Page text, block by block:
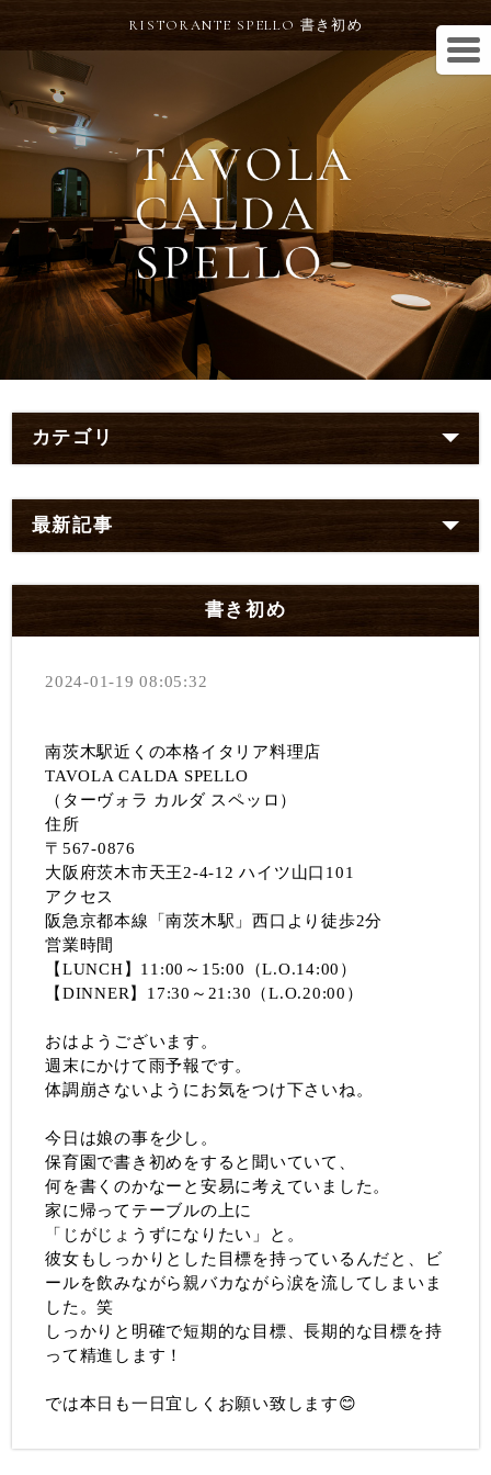
RISTORANTE SPELLO 書き初め
カテゴリ
最新記事
書き初め
2024-01-19 08:05:32
南茨木駅近くの本格イタリア料理店
TAVOLA CALDA SPELLO
（ターヴォラ カルダ スペッロ）
住所
〒567-0876
大阪府茨木市天王2-4-12 ハイツ山口101
アクセス
阪急京都本線「南茨木駅」西口より徒歩2分
営業時間
【LUNCH】11:00～15:00（L.O.14:00）
【DINNER】17:30～21:30（L.O.20:00）
おはようございます。
週末にかけて雨予報です。
体調崩さないようにお気をつけ下さいね。
今日は娘の事を少し。
保育園で書き初めをすると聞いていて、
何を書くのかなーと安易に考えていました。
家に帰ってテーブルの上に
「じがじょうずになりたい」と。
彼女もしっかりとした目標を持っているんだと、ビ
ールを飲みながら親バカながら涙を流してしまいま
した。笑
しっかりと明確で短期的な目標、長期的な目標を持
って精進します！
では本日も一日宜しくお願い致します😊